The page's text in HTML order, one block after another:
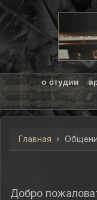
о студии
Главная
Добро